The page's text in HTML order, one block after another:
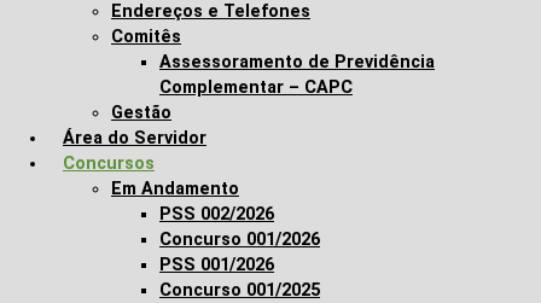
Endereços e Telefones
Comitês
Assessoramento de Previdência
Complementar – CAPC
Gestão
Área do Servidor
Concursos
Em Andamento
PSS 002/2026
Concurso 001/2026
PSS 001/2026
Concurso 001/2025